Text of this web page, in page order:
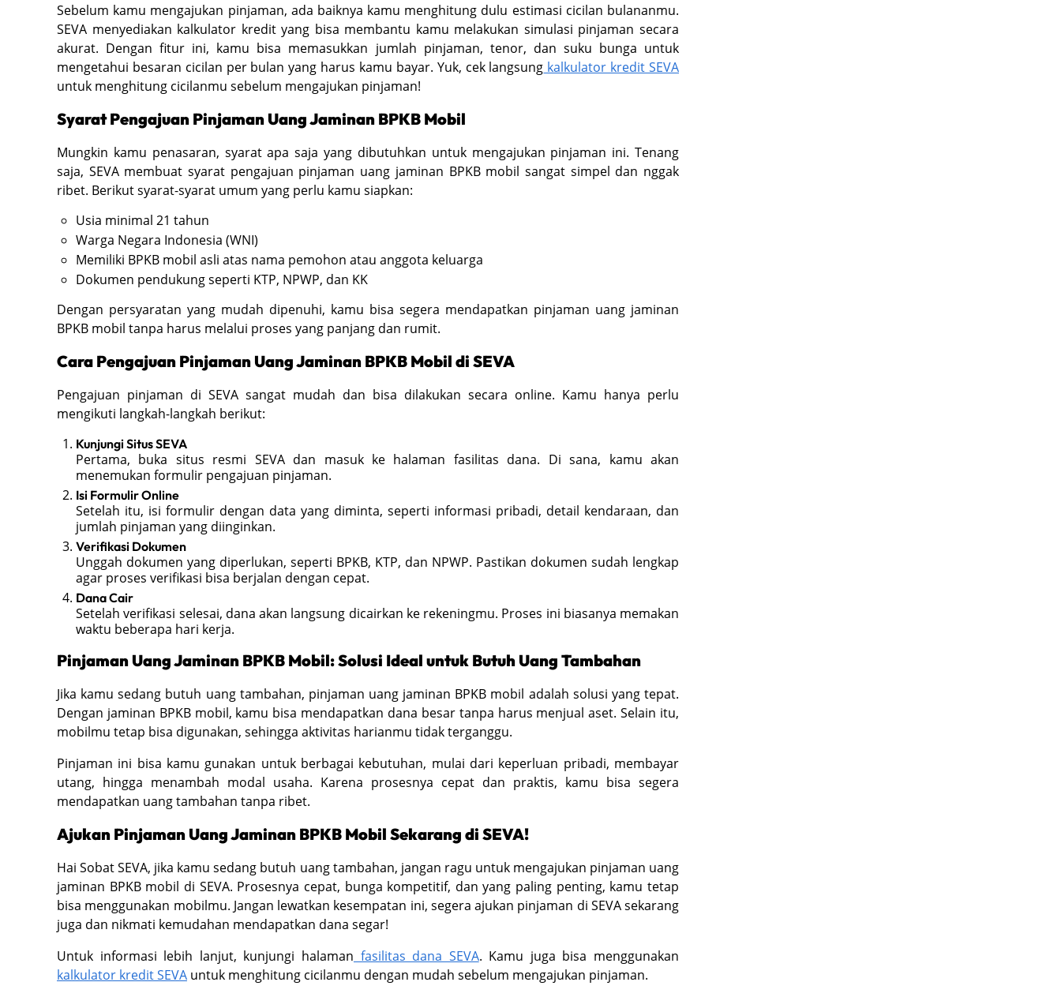
Sebelum kamu mengajukan pinjaman, ada baiknya kamu menghitung dulu estimasi cicilan bulananmu.
SEVA menyediakan kalkulator kredit yang bisa membantu kamu melakukan simulasi pinjaman secara
akurat. Dengan fitur ini, kamu bisa memasukkan jumlah pinjaman, tenor, dan suku bunga untuk
mengetahui besaran cicilan per bulan yang harus kamu bayar. Yuk, cek langsung kalkulator kredit SEVA
untuk menghitung cicilanmu sebelum mengajukan pinjaman!
Syarat Pengajuan Pinjaman Uang Jaminan BPKB Mobil
Mungkin kamu penasaran, syarat apa saja yang dibutuhkan untuk mengajukan pinjaman ini. Tenang
saja, SEVA membuat syarat pengajuan pinjaman uang jaminan BPKB mobil sangat simpel dan nggak
ribet. Berikut syarat-syarat umum yang perlu kamu siapkan:
Usia minimal 21 tahun
Warga Negara Indonesia (WNI)
Memiliki BPKB mobil asli atas nama pemohon atau anggota keluarga
Dokumen pendukung seperti KTP, NPWP, dan KK
Dengan persyaratan yang mudah dipenuhi, kamu bisa segera mendapatkan pinjaman uang jaminan
BPKB mobil tanpa harus melalui proses yang panjang dan rumit.
Cara Pengajuan Pinjaman Uang Jaminan BPKB Mobil di SEVA
Pengajuan pinjaman di SEVA sangat mudah dan bisa dilakukan secara online. Kamu hanya perlu
mengikuti langkah-langkah berikut:
Kunjungi Situs SEVA
Pertama, buka situs resmi SEVA dan masuk ke halaman fasilitas dana. Di sana, kamu akan
menemukan formulir pengajuan pinjaman.
Isi Formulir Online
Setelah itu, isi formulir dengan data yang diminta, seperti informasi pribadi, detail kendaraan, dan
jumlah pinjaman yang diinginkan.
Verifikasi Dokumen
Unggah dokumen yang diperlukan, seperti BPKB, KTP, dan NPWP. Pastikan dokumen sudah lengkap
agar proses verifikasi bisa berjalan dengan cepat.
Dana Cair
Setelah verifikasi selesai, dana akan langsung dicairkan ke rekeningmu. Proses ini biasanya memakan
waktu beberapa hari kerja.
Pinjaman Uang Jaminan BPKB Mobil: Solusi Ideal untuk Butuh Uang Tambahan
Jika kamu sedang butuh uang tambahan, pinjaman uang jaminan BPKB mobil adalah solusi yang tepat.
Dengan jaminan BPKB mobil, kamu bisa mendapatkan dana besar tanpa harus menjual aset. Selain itu,
mobilmu tetap bisa digunakan, sehingga aktivitas harianmu tidak terganggu.
Pinjaman ini bisa kamu gunakan untuk berbagai kebutuhan, mulai dari keperluan pribadi, membayar
utang, hingga menambah modal usaha. Karena prosesnya cepat dan praktis, kamu bisa segera
mendapatkan uang tambahan tanpa ribet.
Ajukan Pinjaman Uang Jaminan BPKB Mobil Sekarang di SEVA!
Hai Sobat SEVA, jika kamu sedang butuh uang tambahan, jangan ragu untuk mengajukan pinjaman uang
jaminan BPKB mobil di SEVA. Prosesnya cepat, bunga kompetitif, dan yang paling penting, kamu tetap
bisa menggunakan mobilmu. Jangan lewatkan kesempatan ini, segera ajukan pinjaman di SEVA sekarang
juga dan nikmati kemudahan mendapatkan dana segar!
Untuk informasi lebih lanjut, kunjungi halaman fasilitas dana SEVA. Kamu juga bisa menggunakan
kalkulator kredit SEVA untuk menghitung cicilanmu dengan mudah sebelum mengajukan pinjaman.